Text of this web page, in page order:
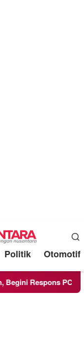
Politik Otomotif
PCNU dan